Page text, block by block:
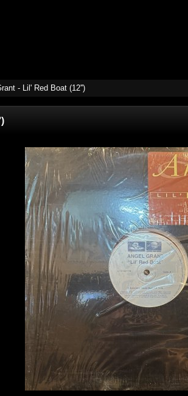
- Lil' Red Boat (12'')